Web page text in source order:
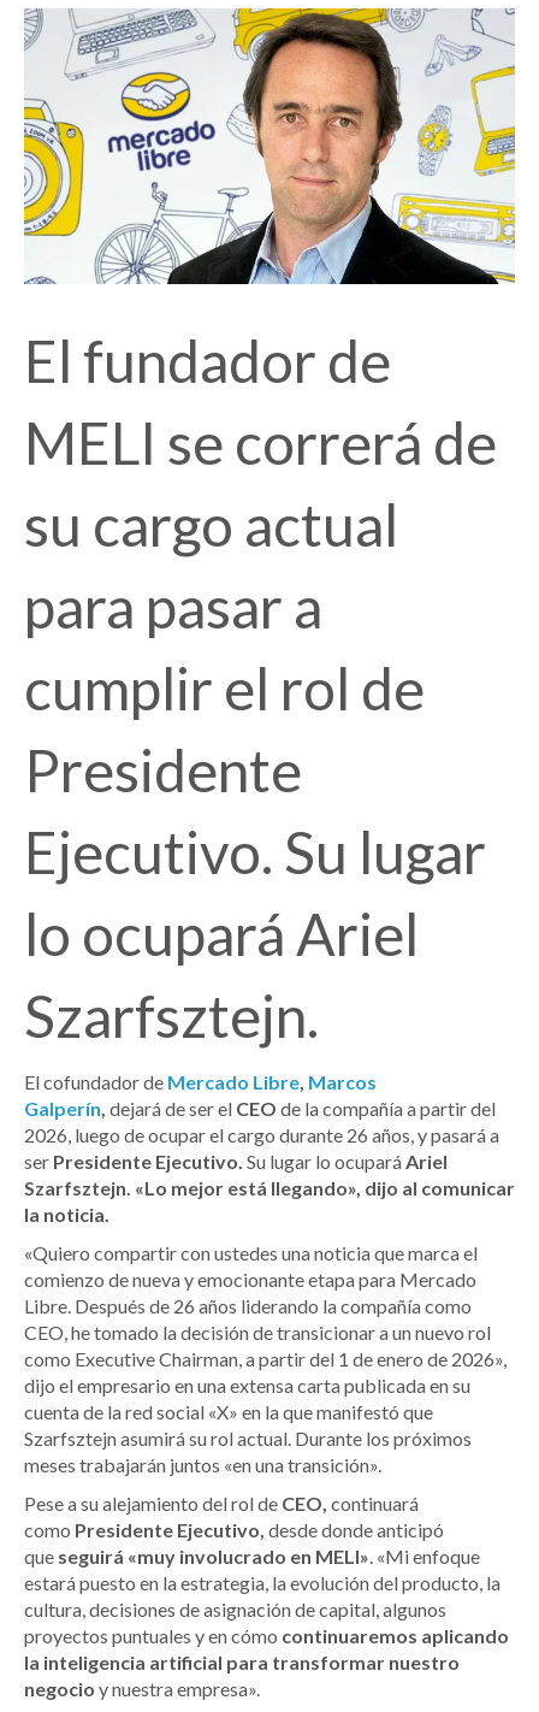
El fundador de
MELI se correrá de
su cargo actual
para pasar a
cumplir el rol de
Presidente
Ejecutivo. Su lugar
lo ocupará Ariel
Szarfsztejn.
El cofundador de Mercado Libre, Marcos
Galperín, dejará de ser el CEO de la compañía a partir del
2026, luego de ocupar el cargo durante 26 años, y pasará a
ser Presidente Ejecutivo. Su lugar lo ocuparáAriel
Szarfsztejn. «Lo mejor está llegando», dijo al comunicar
la noticia.
«Quiero compartir con ustedes una noticia que marca el
comienzo de nueva y emocionante etapa para Mercado
Libre. Después de 26 años liderando la compañía como
CEO, he tomado la decisión de transicionar a un nuevo rol
como Executive Chairman, a partir del 1 de enero de 2026»,
dijo el empresario en una extensa carta publicada en su
cuenta de la red social «X» en la que manifestó que
Szarfsztejn asumirá su rol actual. Durante los próximos
meses trabajarán juntos «en una transición».
Pese a su alejamiento del rol de CEO, continuará
como Presidente Ejecutivo, desde donde anticipó
que seguirá «muy involucrado en MELI». «Mi enfoque
estará puesto en la estrategia, la evolución del producto, la
cultura, decisiones de asignación de capital, algunos
proyectos puntuales y en cómo continuaremos aplicando
la inteligencia artificial para transformar nuestro
negocio y nuestra empresa».